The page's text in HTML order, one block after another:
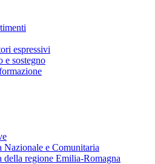
espressivi
e sostegno
Nazionale e Comunitaria
della regione Emilia-Romagna